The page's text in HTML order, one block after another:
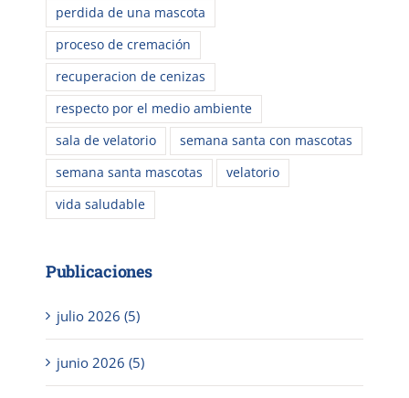
perdida de una mascota
proceso de cremación
recuperacion de cenizas
respecto por el medio ambiente
sala de velatorio
semana santa con mascotas
semana santa mascotas
velatorio
vida saludable
Publicaciones
julio 2026 (5)
junio 2026 (5)